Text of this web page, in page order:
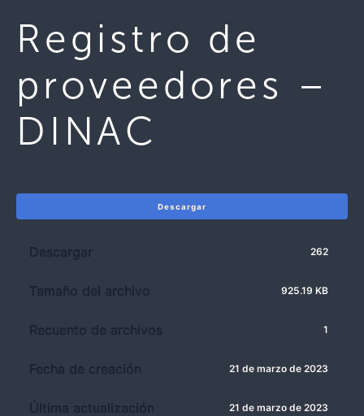
Registro de
proveedores –
DINAC
Descargar
Descargar 262
Tamaño del archivo 925.19 KB
Recuento de archivos 1
Fecha de creación 21 de marzo de 2023
Última actualización 21 de marzo de 2023